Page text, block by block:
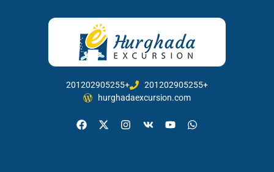
201202905255+
201202905255+
hurghadaexcursion.com